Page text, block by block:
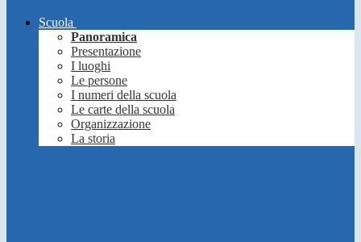
Scuola
Panoramica
Presentazione
I luoghi
Le persone
I numeri della scuola
Le carte della scuola
Organizzazione
La storia